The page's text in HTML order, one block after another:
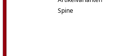
Spine